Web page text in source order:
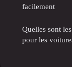
facilement
Quelles sont
pour les